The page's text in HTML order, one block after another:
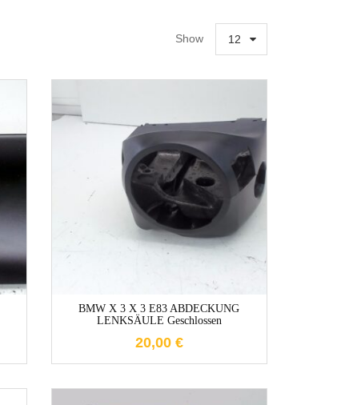
Show 12
BMW X 3 X 3 E83 ABDECKUNG
LENKSÄULE Geschlossen
20,00 €
1-3 Werktage